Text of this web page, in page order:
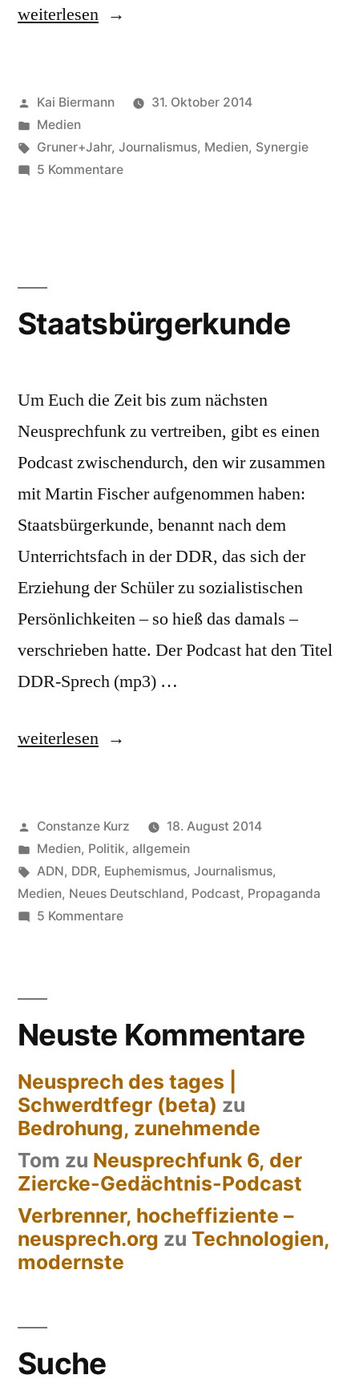
„Netzwerkredaktion“
weiterlesen
Veröffentlicht
von
Kai Biermann
31. Oktober 2014
Veröffentlicht
in
Medien
Schlagwörter:
Gruner+Jahr, Journalismus, Medien, Synergie
5 Kommentarezu
Staatsbürgerkunde
Um Euch die Zeit bis zum nächsten
Neusprechfunk zu vertreiben, gibt es einen
Podcast zwischendurch, den wir zusammen
mit Martin Fischer aufgenommen haben:
Staatsbürgerkunde, benannt nach dem
Unterrichtsfach in der DDR, das sich der
Erziehung der Schüler zu sozialistischen
Persönlichkeiten – so hieß das damals –
verschrieben hatte. Der Podcast hat den Titel
DDR-Sprech (mp3) …
„Staatsbürgerkunde“
weiterlesen
Veröffentlicht
von
Constanze Kurz
18. August 2014
Veröffentlicht
in
Medien, Politik, allgemein
Schlagwörter:
ADN, DDR, Euphemismus, Journalismus,
Medien, Neues Deutschland, Podcast, Propaganda
5 Kommentarezu
Neuste Kommentare
Neusprech des tages |
Schwerdtfegr (beta) zu
Bedrohung, zunehmende
Tom zu Neusprechfunk 6, der
Ziercke-Gedächtnis-Podcast
Verbrenner, hocheffiziente –
neusprech.org zu Technologien,
modernste
Suche